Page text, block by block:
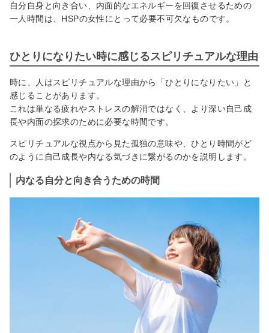
自分自身と向き合い、内面的なエネルギーを回復させるための
一人時間は、HSPの女性にとって必要不可欠なものです。
ひとりになりたい時に感じるスピリチュアルな理由
時に、人はスピリチュアルな理由から「ひとりになりたい」と
感じることがあります。
これは単なる疲れやストレスの解消ではなく、より深い自己成
長や内面の探求のために必要な時間です。
スピリチュアルな視点から見た孤独の意味や、ひとり時間がど
のように自己成長や内なる気づきに繋がるのかを説明します。
内なる自分と向き合うための時間